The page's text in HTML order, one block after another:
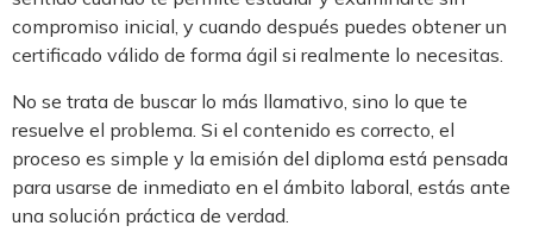
compromiso inicial, y cuando después puedes obtener un
certificado válido de forma ágil si realmente lo necesitas.
No se trata de buscar lo más llamativo, sino lo que te
resuelve el problema. Si el contenido es correcto, el
proceso es simple y la emisión del diploma está pensada
para usarse de inmediato en el ámbito laboral, estás ante
una solución práctica de verdad.